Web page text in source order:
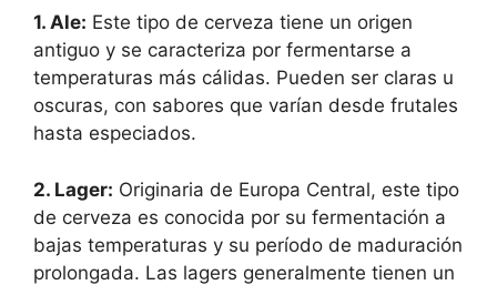
1. Ale: Este tipo de cerveza tiene un origen
antiguo y se caracteriza por fermentarse a
temperaturas más cálidas. Pueden ser claras u
oscuras, con sabores que varían desde frutales
hasta especiados.
2. Lager: Originaria de Europa Central, este tipo
de cerveza es conocida por su fermentación a
bajas temperaturas y su período de maduración
prolongada. Las lagers generalmente tienen un